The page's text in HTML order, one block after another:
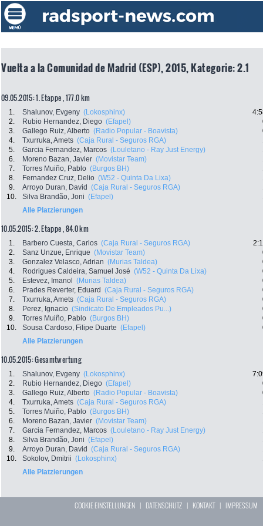
Vuelta a la Comunidad de Madrid (ESP), 2015, Kategorie: 2.1
09.05.2015: 1. Etappe , 177.0 km
1. Shalunov, Evgeny (Lokosphinx)
2.
Rubio Hernandez, Diego (Efapel)
3.
Gallego Ruiz, Alberto (Radio Popular - Boavista)
4.
Txurruka, Amets (Caja Rural - Seguros RGA)
5.
Garcia Fernandez, Marcos (Louletano - Ray Just Energy)
6.
Moreno Bazan, Javier (Movistar Team)
7.
Torres Muiño, Pablo (Burgos BH)
8.
Fernandez Cruz, Delio (W52 - Quinta Da Lixa)
9.
Arroyo Duran, David (Caja Rural - Seguros RGA)
10.
Silva Brandão, Joni (Efapel)
Alle Platzierungen
10.05.2015: 2. Etappe , 84.0 km
1. Barbero Cuesta, Carlos (Caja Rural - Seguros RGA)
2.
Sanz Unzue, Enrique (Movistar Team)
3.
Gonzalez Velasco, Adrian (Murias Taldea)
4.
Rodrigues Caldeira, Samuel José (W52 - Quinta Da Lixa)
5.
Estevez, Imanol (Murias Taldea)
6.
Prades Reverter, Eduard (Caja Rural - Seguros RGA)
7.
Txurruka, Amets (Caja Rural - Seguros RGA)
8.
Perez, Ignacio (Sindicato De Empleados Pu...)
9.
Torres Muiño, Pablo (Burgos BH)
10.
Sousa Cardoso, Filipe Duarte (Efapel)
Alle Platzierungen
10.05.2015: Gesamtwertung
1. Shalunov, Evgeny (Lokosphinx)
2.
Rubio Hernandez, Diego (Efapel)
3.
Gallego Ruiz, Alberto (Radio Popular - Boavista)
4.
Txurruka, Amets (Caja Rural - Seguros RGA)
5.
Torres Muiño, Pablo (Burgos BH)
6.
Moreno Bazan, Javier (Movistar Team)
7.
Garcia Fernandez, Marcos (Louletano - Ray Just Energy)
8.
Silva Brandão, Joni (Efapel)
9.
Arroyo Duran, David (Caja Rural - Seguros RGA)
10.
Sokolov, Dmitrii (Lokosphinx)
Alle Platzierungen
COOKIE EINSTELLUNGEN | DATENSCHUTZ | KONTAKT| IMPRESSUM